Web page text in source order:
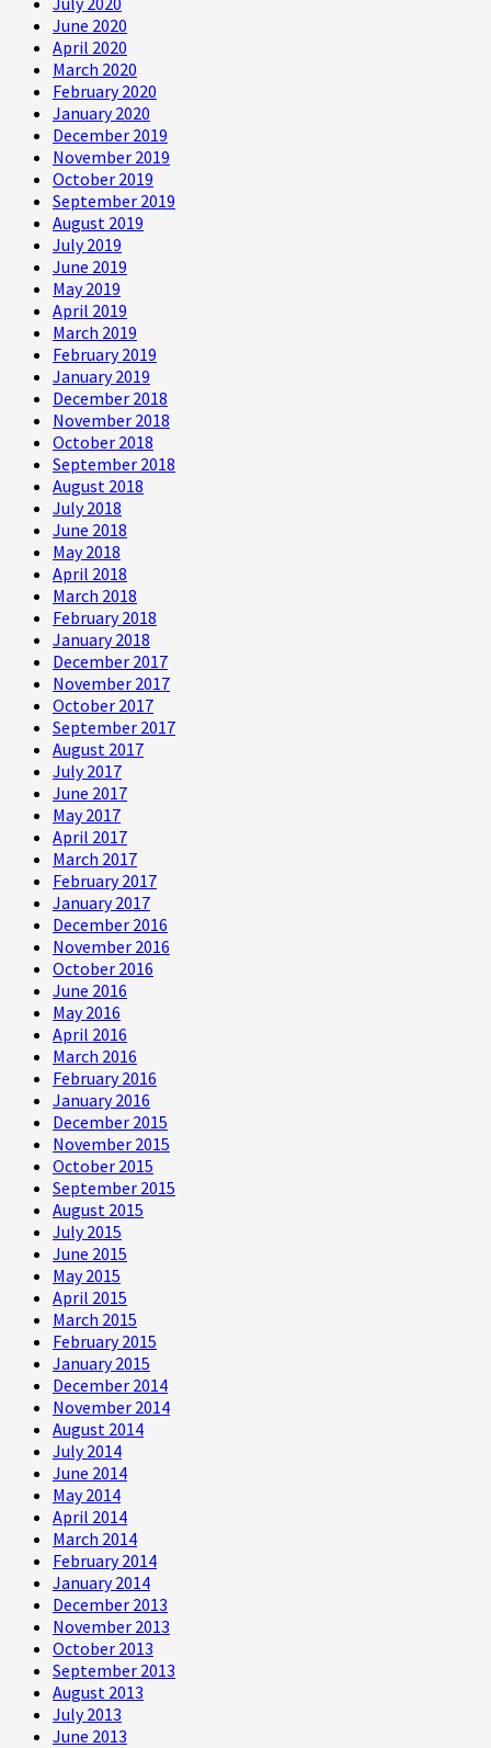
June 2020
April 2020
March 2020
February 2020
January 2020
December 2019
November 2019
October 2019
September 2019
August 2019
July 2019
June 2019
May 2019
April 2019
March 2019
February 2019
January 2019
December 2018
November 2018
October 2018
September 2018
August 2018
July 2018
June 2018
May 2018
April 2018
March 2018
February 2018
January 2018
December 2017
November 2017
October 2017
September 2017
August 2017
July 2017
June 2017
May 2017
April 2017
March 2017
February 2017
January 2017
December 2016
November 2016
October 2016
June 2016
May 2016
April 2016
March 2016
February 2016
January 2016
December 2015
November 2015
October 2015
September 2015
August 2015
July 2015
June 2015
May 2015
April 2015
March 2015
February 2015
January 2015
December 2014
November 2014
August 2014
July 2014
June 2014
May 2014
April 2014
March 2014
February 2014
January 2014
December 2013
November 2013
October 2013
September 2013
August 2013
July 2013
June 2013